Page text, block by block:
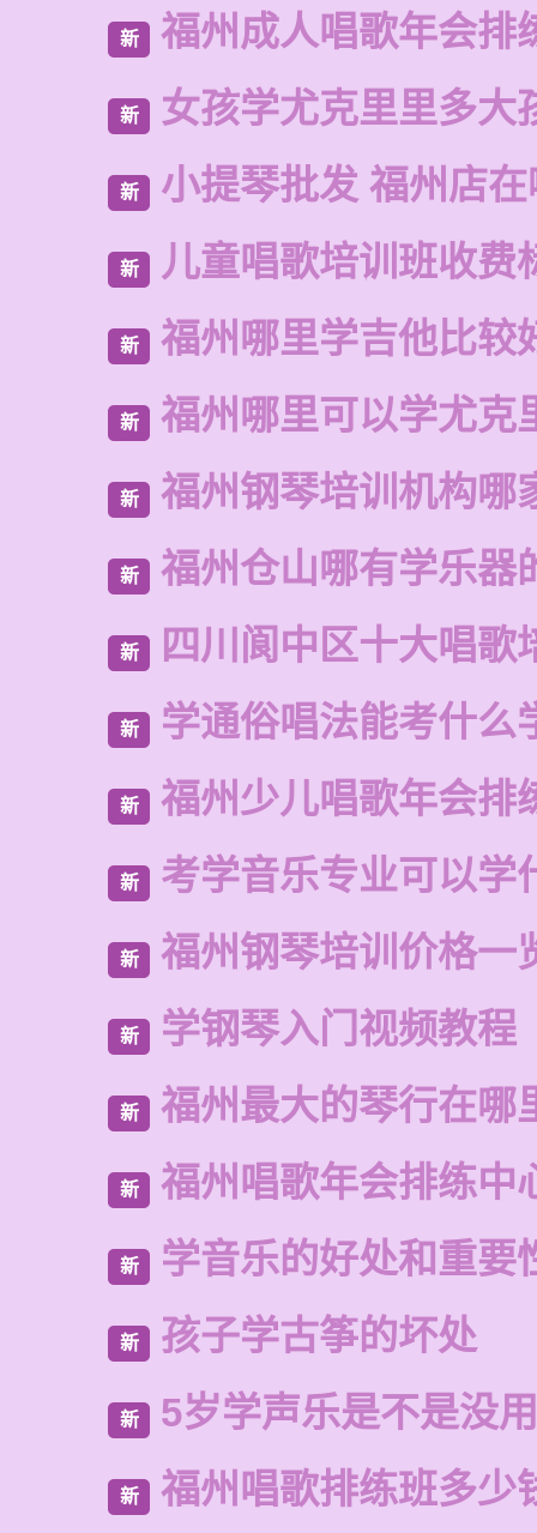
新 福州成人唱歌年会排
新 女孩学尤克里里多大
新 小提琴批发 福州店
新 儿童唱歌培训班收费
新 福州哪里学吉他比较
新 福州哪里可以学尤克
新 福州钢琴培训机构哪
新 福州仓山哪有学乐器
新 四川阆中区十大唱歌
新 学通俗唱法能考什么
新 福州少儿唱歌年会排
新 考学音乐专业可以学
新 福州钢琴培训价格一
新 学钢琴入门视频教程
新 福州最大的琴行在哪
新 福州唱歌年会排练中
新 学音乐的好处和重要
新 孩子学古筝的坏处
新 5岁学声乐是不是没用
新 福州唱歌排练班多少